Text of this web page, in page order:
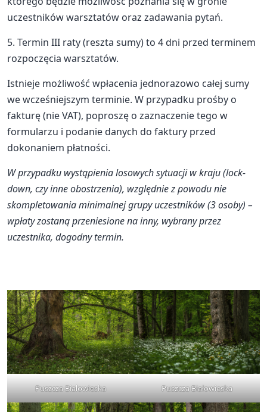
uczestników warsztatów oraz zadawania pytań.
5. Termin III raty (reszta sumy) to 4 dni przed terminem
rozpoczęcia warsztatów.
Istnieje możliwość wpłacenia jednorazowo całej sumy
we wcześniejszym terminie. W przypadku prośby o
fakturę (nie VAT), poproszę o zaznaczenie tego w
formularzu i podanie danych do faktury przed
dokonaniem płatności.
W przypadku wystąpienia losowych sytuacji w kraju (lock-
down, czy inne obostrzenia), względnie z powodu nie
skompletowania minimalnej grupy uczestników (3 osoby) –
wpłaty zostaną przeniesione na inny, wybrany przez
uczestnika, dogodny termin.
Puszcza Białowieska Puszcza Białowieska